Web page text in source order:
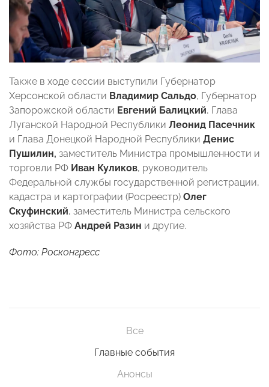
Также в ходе сессии выступили Губернатор
Херсонской области Владимир Сальдо, Губернатор
Запорожской области Евгений Балицкий, Глава
Луганской Народной Республики Леонид Пасечник
и Глава Донецкой Народной Республики Денис
Пушилин, заместитель Министра промышленности и
торговли РФ Иван Куликов, руководитель
Федеральной службы государственной регистрации,
кадастра и картографии (Росреестр) Олег
Скуфинский, заместитель Министра сельского
хозяйства РФ Андрей Разин и другие.
Фото: Росконгресс
Все
Главные события
Анонсы